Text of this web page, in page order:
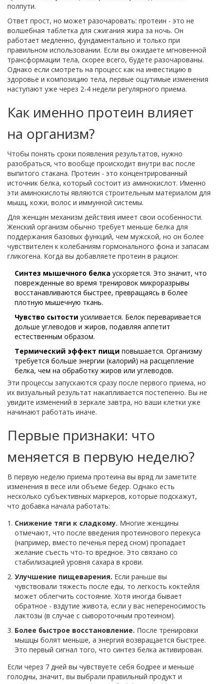
полпути.
Ответ прост, но может разочаровать: протеин - это не
волшебная таблетка для сжигания жира за ночь. Он
работает медленно, фундаментально и только при
правильном использовании. Если вы ожидаете мгновенной
трансформации тела, скорее всего, будете разочарованы.
Однако если смотреть на процесс как на инвестицию в
здоровье и композицию тела, первые ощутимые изменения
наступают уже через 2-4 недели регулярного приема.
Как именно протеин влияет
на организм?
Чтобы понять сроки появления результатов, нужно
разобраться, что вообще происходит внутри вас после
выпитого стакана. Протеин - это концентрированный
источник белка, который состоит из аминокислот. Именно
эти аминокислоты являются строительным материалом для
мышц, кожи, волос и иммунной системы.
Для женщин механизм действия имеет свои особенности.
Женский организм обычно требует меньше белка для
поддержания базовых функций, чем мужской, но он более
чувствителен к колебаниям гормонального фона и запасам
гликогена. Когда вы добавляете протеин в рацион:
Синтез мышечного белка ускоряется. Это значит, что
поврежденные во время тренировок микроразрывы
восстанавливаются быстрее, превращаясь в более
плотную мышечную ткань.
Чувство сытости усиливается. Белок переваривается
дольше углеводов и жиров, подавляя аппетит
естественным образом.
Термический эффект пищи повышается. Организму
требуется больше энергии (калорий) на расщепление
белка, чем на обработку жиров или углеводов.
Эти процессы запускаются сразу после первого приема, но
их визуальный результат накапливается постепенно. Вы не
увидите изменений в зеркале завтра, но ваши клетки уже
начинают работать иначе.
Первые признаки: что
меняется в первую неделю?
В первую неделю приема протеина вы вряд ли заметите
изменения в весе или объеме бедер. Однако есть
несколько субъективных маркеров, которые подскажут,
что добавка начала работать:
Снижение тяги к сладкому. Многие женщины
отмечают, что после введения протеинового перекуса
(например, вместо печенья перед сном) пропадает
желание съесть что-то вредное. Это связано со
стабилизацией уровня сахара в крови.
Улучшение пищеварения. Если раньше вы
чувствовали тяжесть после еды, то легкость коктейля
может облегчить состояние. Хотя иногда бывает
обратное - вздутие живота, если у вас непереносимость
лактозы (в случае с сывороточным протеином).
Более быстрое восстановление. После тренировки
мышцы болят меньше, а энергия возвращается быстрее.
Это первый сигнал того, что синтез белка активирован.
Если через 7 дней вы чувствуете себя бодрее и меньше
голодны, значит, вы выбрали правильный продукт и